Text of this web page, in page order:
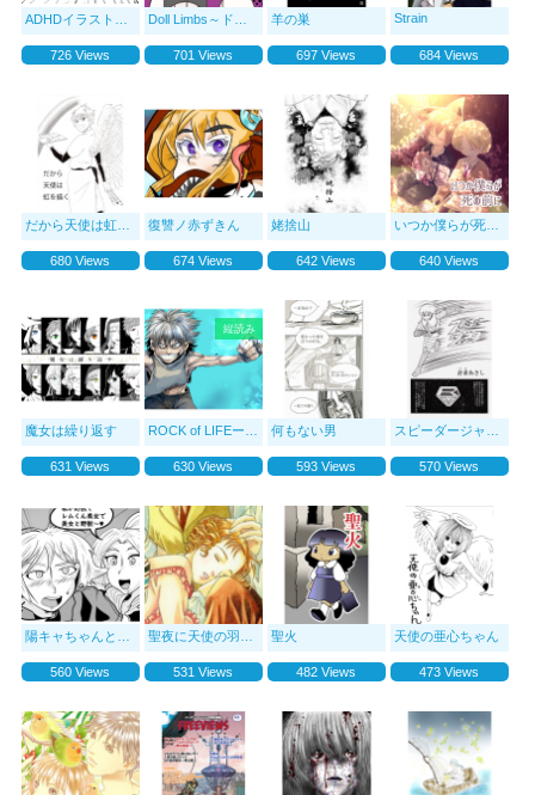
ADHDイラストレーターが行くエッセイ漫画-実話を添えて-
726 Views
Doll Limbs～ドールリムズ～
701 Views
羊の巣
697 Views
Strain
684 Views
だから天使は虹を描く
680 Views
復讐ノ赤ずきん
674 Views
姥捨山
642 Views
いつか僕らが死ぬ前に
640 Views
魔女は繰り返す
631 Views
ROCK of LIFEー亜門 楓の182日ー
縦読み
630 Views
何もない男
593 Views
スピーダージャック
570 Views
陽キャちゃんと陰キャくん
560 Views
聖夜に天使の羽根降る
531 Views
聖火
482 Views
天使の亜心ちゃん
473 Views